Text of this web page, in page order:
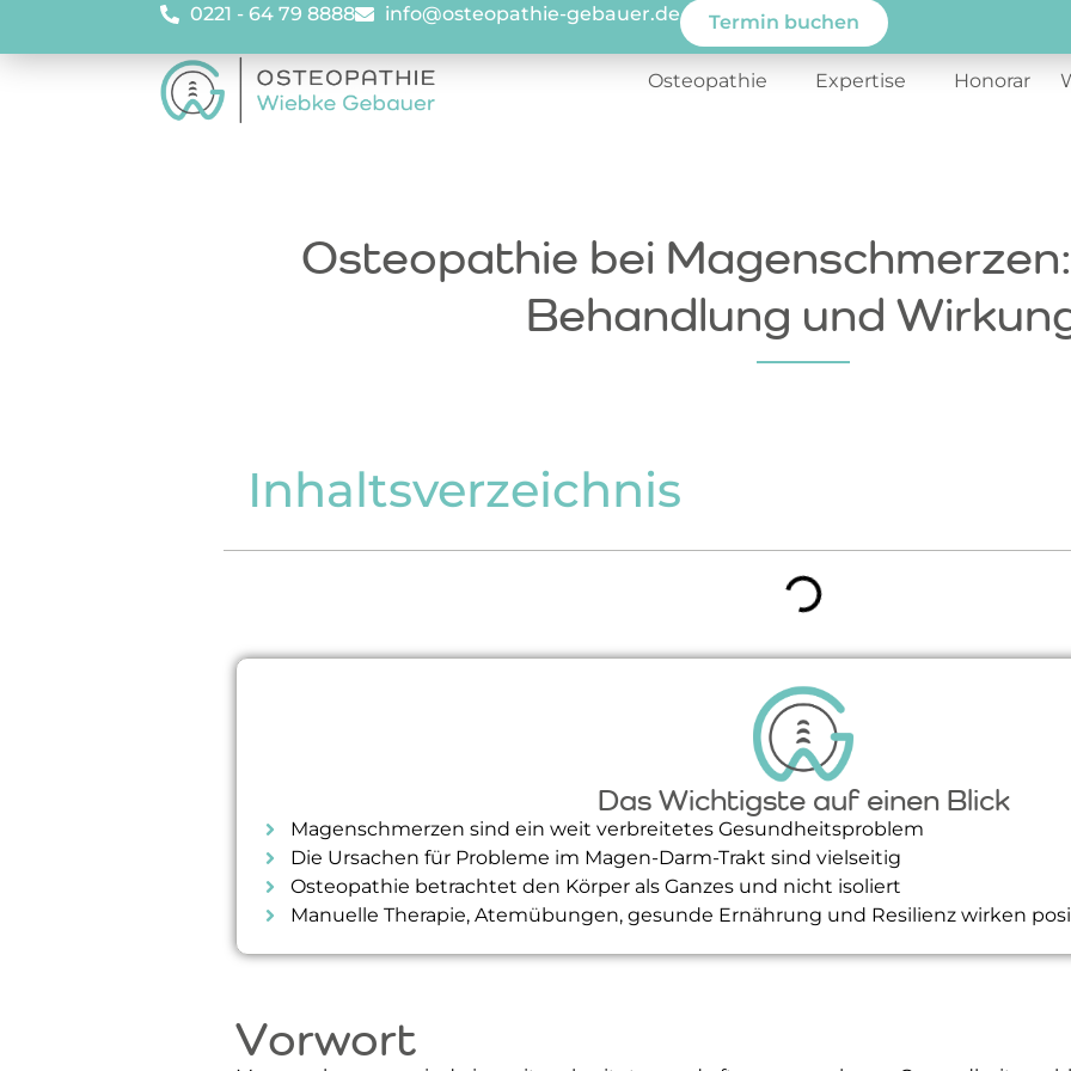
0221 - 64 79 8888 info@osteopathie-gebauer.de Termin buchen
Osteopathie Expertise Honorar
Osteopathie bei
Behandlung und
Inhaltsverzeichnis
Das Wichtigste auf einen Blick
Magenschmerzen sind ein weit verbreitetes Gesundheitsproblem
Die Ursachen für Probleme im Magen-Darm-Trakt sind vielseitig
Osteopathie betrachtet den Körper als Ganzes und nicht isoliert
Manuelle Therapie, Atemübungen, gesunde Ernährung und Resilienz wirken
Vorwort